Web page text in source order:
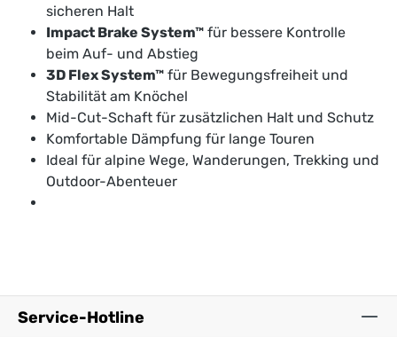
sicheren Halt
Impact Brake System™ für bessere Kontrolle
beim Auf- und Abstieg
3D Flex System™ für Bewegungsfreiheit und
Stabilität am Knöchel
Mid-Cut-Schaft für zusätzlichen Halt und Schutz
Komfortable Dämpfung für lange Touren
Ideal für alpine Wege, Wanderungen, Trekking und
Outdoor-Abenteuer
Service-Hotline